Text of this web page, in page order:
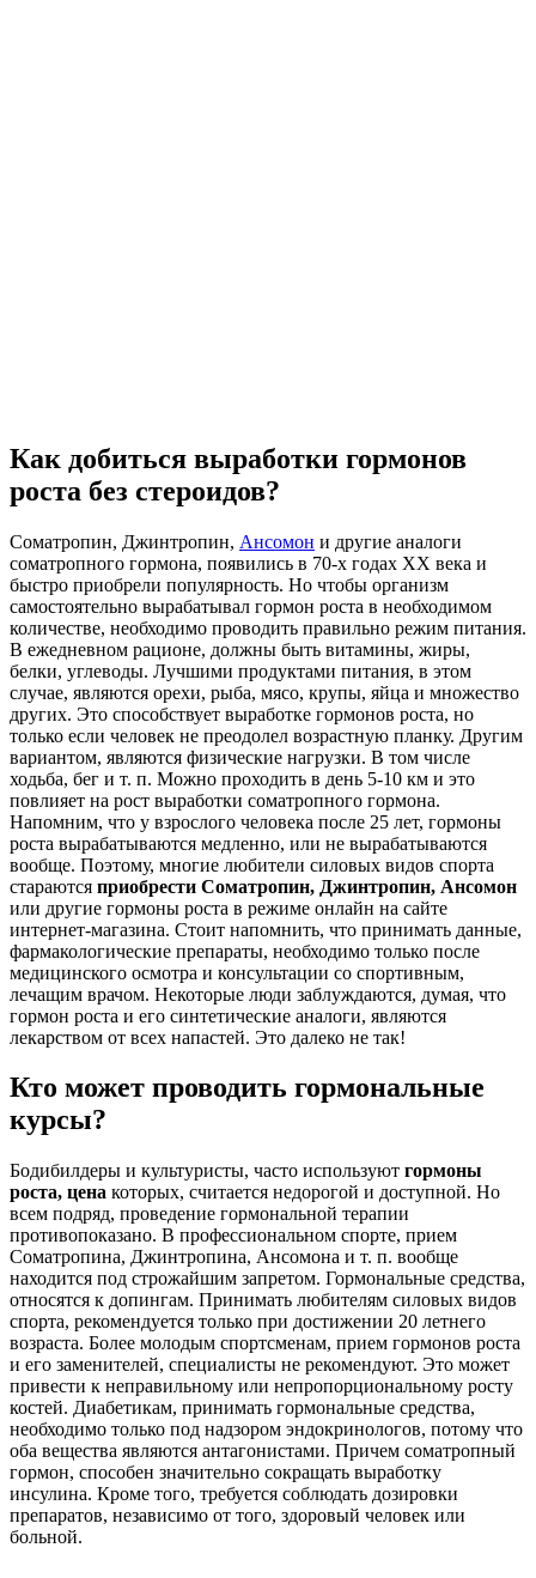
Как добиться выработки гормонов
роста без стероидов?
Соматропин, Джинтропин, Ансомон и другие аналоги
соматропного гормона, появились в 70-х годах ХХ века и
быстро приобрели популярность. Но чтобы организм
самостоятельно вырабатывал гормон роста в необходимом
количестве, необходимо проводить правильно режим питания.
В ежедневном рационе, должны быть витамины, жиры,
белки, углеводы. Лучшими продуктами питания, в этом
случае, являются орехи, рыба, мясо, крупы, яйца и множество
других. Это способствует выработке гормонов роста, но
только если человек не преодолел возрастную планку. Другим
вариантом, являются физические нагрузки. В том числе
ходьба, бег и т. п. Можно проходить в день 5-10 км и это
повлияет на рост выработки соматропного гормона.
Напомним, что у взрослого человека после 25 лет, гормоны
роста вырабатываются медленно, или не вырабатываются
вообще. Поэтому, многие любители силовых видов спорта
стараются приобрести Соматропин, Джинтропин, Ансомон
или другие гормоны роста в режиме онлайн на сайте
интернет-магазина. Стоит напомнить, что принимать данные,
фармакологические препараты, необходимо только после
медицинского осмотра и консультации со спортивным,
лечащим врачом. Некоторые люди заблуждаются, думая, что
гормон роста и его синтетические аналоги, являются
лекарством от всех напастей. Это далеко не так!
Кто может проводить гормональные
курсы?
Бодибилдеры и культуристы, часто используют гормоны
роста, цена которых, считается недорогой и доступной. Но
всем подряд, проведение гормональной терапии
противопоказано. В профессиональном спорте, прием
Соматропина, Джинтропина, Ансомона и т. п. вообще
находится под строжайшим запретом. Гормональные средства,
относятся к допингам. Принимать любителям силовых видов
спорта, рекомендуется только при достижении 20 летнего
возраста. Более молодым спортсменам, прием гормонов роста
и его заменителей, специалисты не рекомендуют. Это может
привести к неправильному или непропорциональному росту
костей. Диабетикам, принимать гормональные средства,
необходимо только под надзором эндокринологов, потому что
оба вещества являются антагонистами. Причем соматропный
гормон, способен значительно сокращать выработку
инсулина. Кроме того, требуется соблюдать дозировки
препаратов, независимо от того, здоровый человек или
больной.